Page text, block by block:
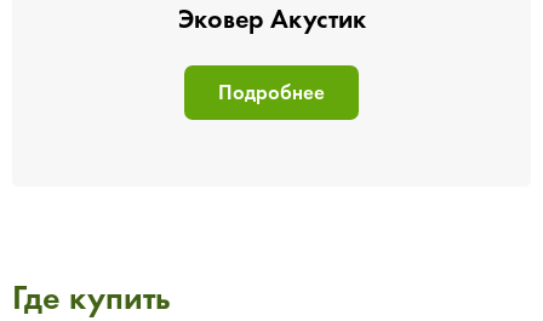
Эковер Акустик
Подробнее
Где купить